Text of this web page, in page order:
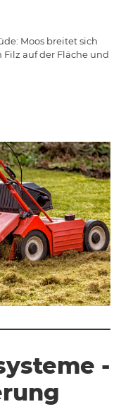
Moos breitet sich
auf der Fläche und
-